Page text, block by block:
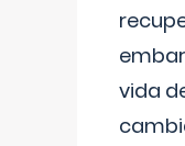
vida